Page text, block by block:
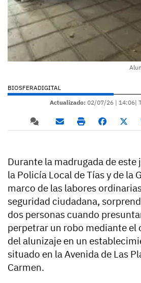
BIOSFERADIGITAL
Actualizado: 02/07/26 | 14:06|
Durante la madrugada de este
la Policía Local de Tías y de la
marco de las labores
seguridad ciudadana,
dos personas cuando
perpetrar un robo mediante
del alunizaje en un
situado en la Avenida de Las
Carmen.